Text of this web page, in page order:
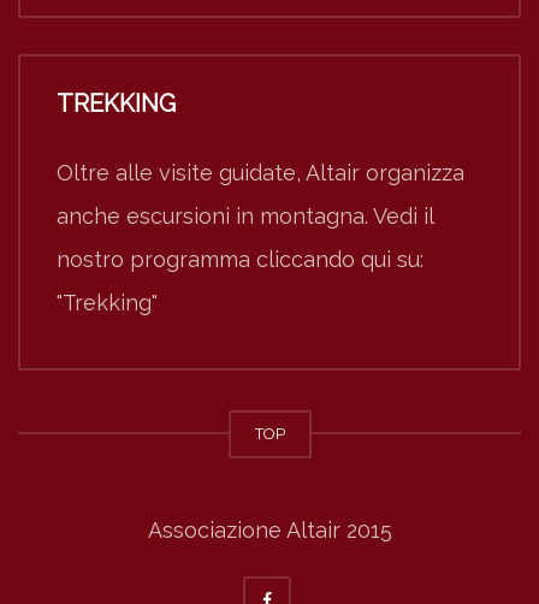
TREKKING
Oltre alle visite guidate, Altair organizza
anche escursioni in montagna. Vedi il
nostro programma cliccando qui su:
"Trekking"
TOP
Associazione Altair 2015